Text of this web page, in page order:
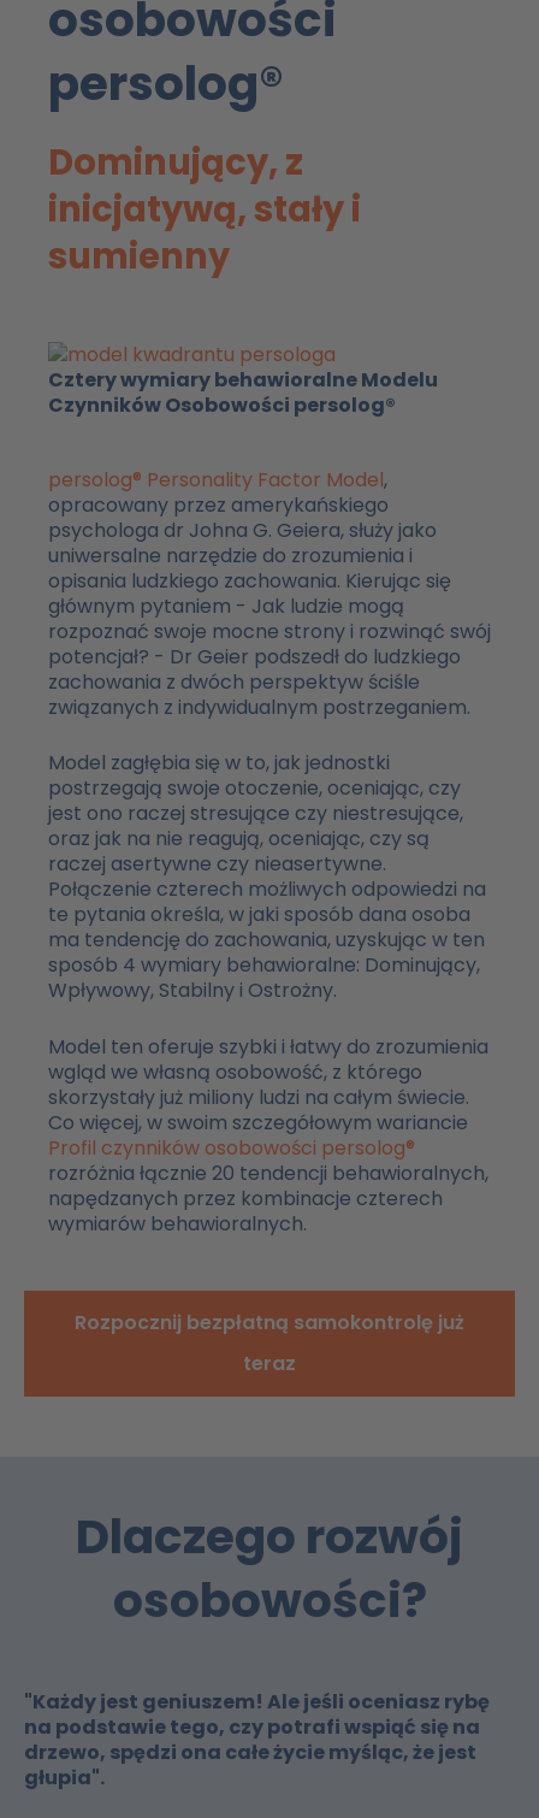
osobowości
persolog®
Dominujący, z
inicjatywą, stały i
sumienny
Cztery wymiary behawioralne Modelu
Czynników Osobowości persolog®
persolog® Personality Factor Model,
opracowany przez amerykańskiego
psychologa dr Johna G. Geiera, służy jako
uniwersalne narzędzie do zrozumienia i
opisania ludzkiego zachowania. Kierując się
głównym pytaniem - Jak ludzie mogą
rozpoznać swoje mocne strony i rozwinąć swój
potencjał? - Dr Geier podszedł do ludzkiego
zachowania z dwóch perspektyw ściśle
związanych z indywidualnym postrzeganiem.
Model zagłębia się w to, jak jednostki
postrzegają swoje otoczenie, oceniając, czy
jest ono raczej stresujące czy niestresujące,
oraz jak na nie reagują, oceniając, czy są
raczej asertywne czy nieasertywne.
Połączenie czterech możliwych odpowiedzi na
te pytania określa, w jaki sposób dana osoba
ma tendencję do zachowania, uzyskując w ten
sposób 4 wymiary behawioralne: Dominujący,
Wpływowy, Stabilny i Ostrożny.
Model ten oferuje szybki i łatwy do zrozumienia
wgląd we własną osobowość, z którego
skorzystały już miliony ludzi na całym świecie.
Co więcej, w swoim szczegółowym wariancie
Profil czynników osobowości persolog®
rozróżnia łącznie 20 tendencji behawioralnych,
napędzanych przez kombinacje czterech
wymiarów behawioralnych.
Rozpocznij bezpłatną samokontrolę już
teraz
Dlaczego rozwój
osobowości?
"Każdy jest geniuszem! Ale jeśli oceniasz rybę
na podstawie tego, czy potrafi wspiąć się na
drzewo, spędzi ona całe życie myśląc, że jest
głupia".